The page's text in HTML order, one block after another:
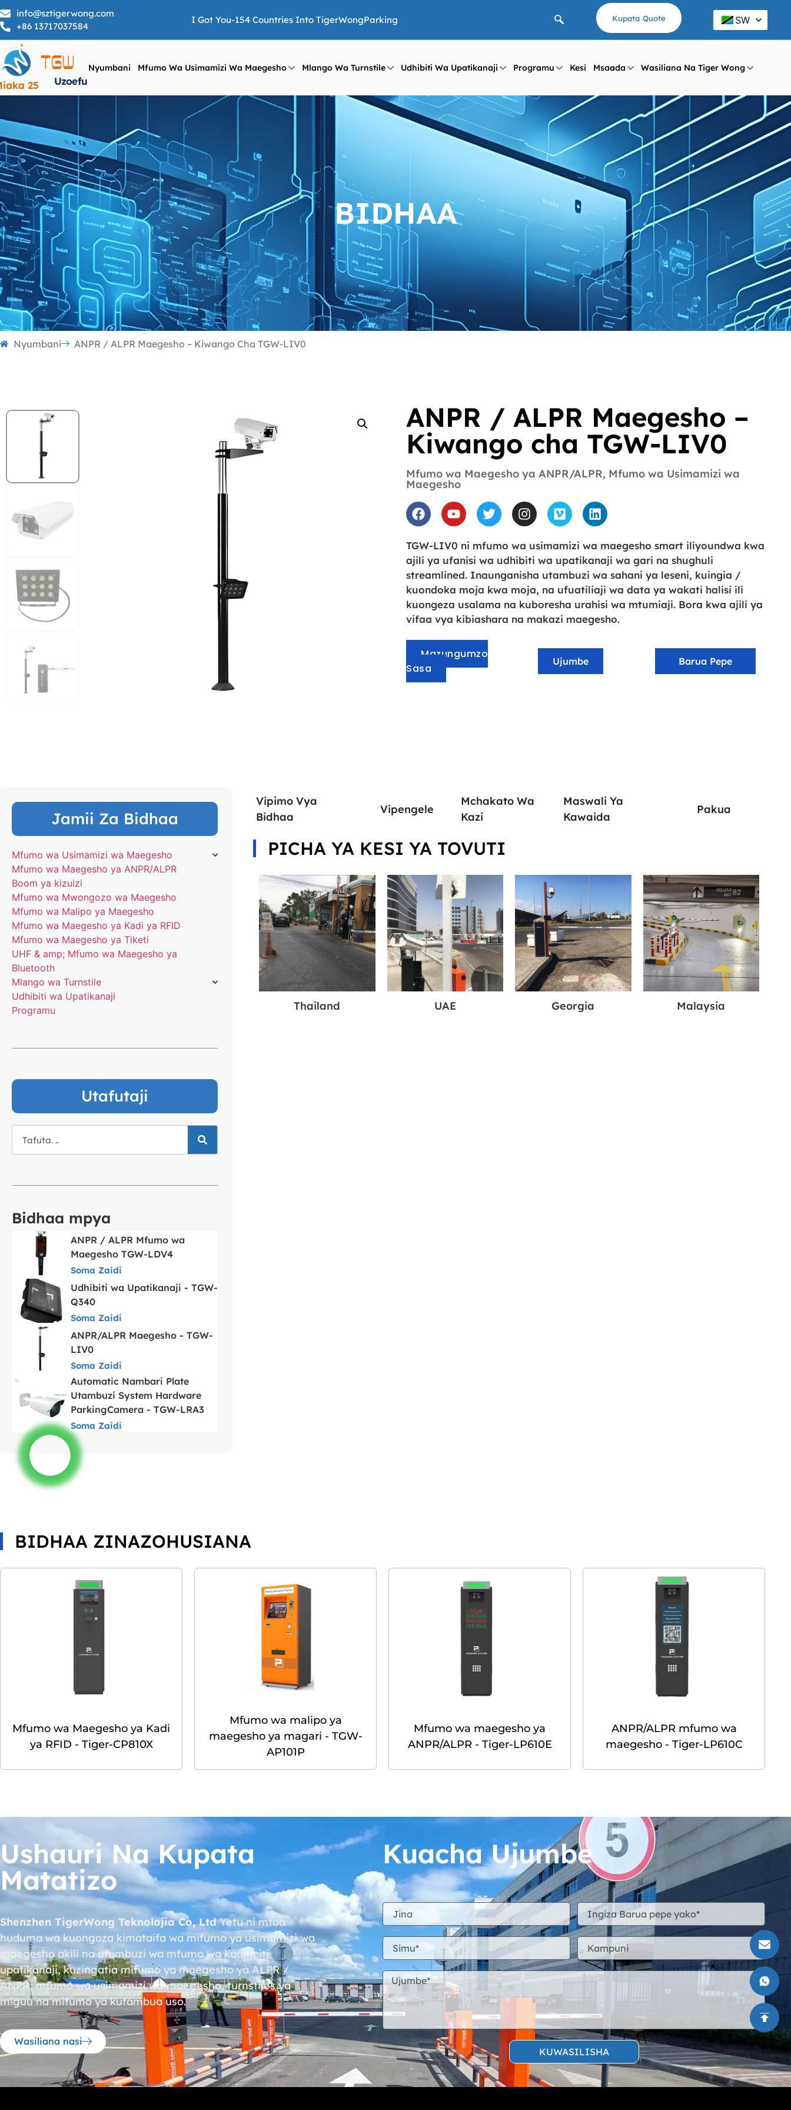
info@sztigerwong.com
+86 13717037584
I Got You-154 Countries Into TigerWongParking Kupata Quote SW
25 Uzoefu
Nyumbani Mfumo Wa Usimamizi Wa Maegesho Mlango Wa Turnstile Udhibiti Wa Upatikanaji Programu Kesi Msaada Wasiliana Na Tiger Wong
BIDHAA
Nyumbani ANPR / ALPR Maegesho – Kiwango Cha TGW-LIV0
ANPR / ALPR Maegesho –
Kiwango cha TGW-LIV0
Mfumo wa Maegesho ya ANPR/ALPR, Mfumo wa Usimamizi wa
Maegesho
TGW-LIV0 ni mfumo wa usimamizi wa maegesho smart iliyoundwa kwa
ajili ya ufanisi wa udhibiti wa upatikanaji wa gari na shughuli
streamlined. Inaunganisha utambuzi wa sahani ya leseni, kuingia /
kuondoka moja kwa moja, na ufuatiliaji wa data ya wakati halisi ili
kuongeza usalama na kuboresha urahisi wa mtumiaji. Bora kwa ajili ya
vifaa vya kibiashara na makazi maegesho.
Mazungumzo
Sasa
Ujumbe Barua Pepe
Jamii Za Bidhaa
Mfumo wa Usimamizi wa Maegesho
Mfumo wa Maegesho ya ANPR/ALPR
Boom ya kizuizi
Mfumo wa Mwongozo wa Maegesho
Mfumo wa Malipo ya Maegesho
Mfumo wa Maegesho ya Kadi ya RFID
Mfumo wa Maegesho ya Tiketi
UHF & amp; Mfumo wa Maegesho ya
Bluetooth
Mlango wa Turnstile
Udhibiti wa Upatikanaji
Programu
Utafutaji
Bidhaa mpya
ANPR / ALPR Mfumo wa
Maegesho TGW-LDV4
Soma Zaidi
Udhibiti wa Upatikanaji - TGW-
Q340
Soma Zaidi
ANPR/ALPR Maegesho - TGW-
LIV0
Soma Zaidi
Automatic Nambari Plate
Utambuzi System Hardware
ParkingCamera - TGW-LRA3
Soma Zaidi
Vipimo Vya
Bidhaa
Vipengele
Mchakato Wa
Kazi
Maswali Ya
Kawaida
Pakua
PICHA YA KESI YA TOVUTI
Thailand UAE Georgia Malaysia
BIDHAA ZINAZOHUSIANA
Mfumo wa Maegesho ya Kadi
ya RFID - Tiger-CP810X
Mfumo wa malipo ya
maegesho ya magari - TGW-
AP101P
Mfumo wa maegesho ya
ANPR/ALPR - Tiger-LP610E
ANPR/ALPR mfumo wa
maegesho - Tiger-LP610C
Ushauri Na Kupata
Matatizo
Shenzhen TigerWong Teknolojia Co, LtdYetu ni mtoa
huduma wa kuongoza kimataifa wa mifumo ya usimamizi wa
maegesho akili na ufumbuzi wa mfumo wa kudhibiti
upatikanaji, kuzingatia mifumo ya maegesho ya ALPR /
ANPR, mfumo wa usimamizi wa maegesho, turnstiles ya
miguu na mifumo ya kutambua uso.
Wasiliana nasi
Kuacha Ujumbe
KUWASILISHA